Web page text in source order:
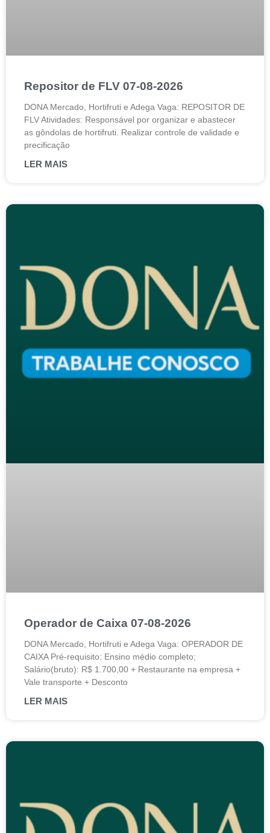
Repositor de FLV 07-08-2026
DONA Mercado, Hortifruti e Adega Vaga: REPOSITOR DE
FLV Atividades: Responsável por organizar e abastecer
as gôndolas de hortifruti. Realizar controle de validade e
precificação
LER MAIS
Operador de Caixa 07-08-2026
DONA Mercado, Hortifruti e Adega Vaga: OPERADOR DE
CAIXA Pré-requisito: Ensino médio completo;
Salário(bruto): R$ 1.700,00 + Restaurante na empresa +
Vale transporte + Desconto
LER MAIS